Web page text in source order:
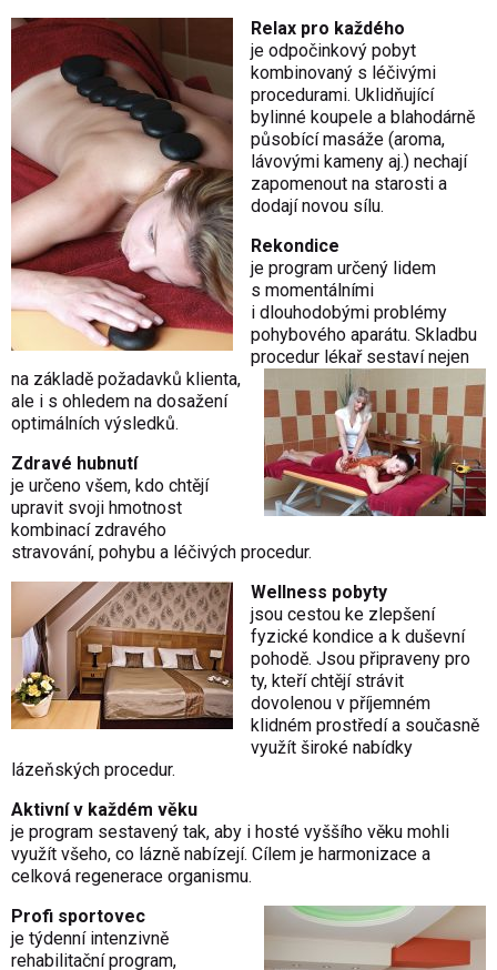
Relax pro každého
je odpočinkový pobyt
kombinovaný s léčivými
procedurami. Uklidňující
bylinné koupele a blahodárně
působící masáže (aroma,
lávovými kameny aj.) nechají
zapomenout na starosti a
dodají novou sílu.
Rekondice
je program určený lidem
s momentálními
i dlouhodobými problémy
pohybového aparátu. Skladbu
procedur lékař sestaví nejen
na základě požadavků klienta,
ale i s ohledem na dosažení
optimálních výsledků.
Zdravé hubnutí
je určeno všem, kdo chtějí
upravit svoji hmotnost
kombinací zdravého
stravování, pohybu a léčivých procedur.
Wellness pobyty
jsou cestou ke zlepšení
fyzické kondice a k duševní
pohodě. Jsou připraveny pro
ty, kteří chtějí strávit
dovolenou v příjemném
klidném prostředí a současně
využít široké nabídky
lázeňských procedur.
Aktivní v každém věku
je program sestavený tak, aby i hosté vyššího věku mohli
využít všeho, co lázně nabízejí. Cílem je harmonizace a
celková regenerace organismu.
Profi sportovec
je týdenní intenzivně
rehabilitační program,